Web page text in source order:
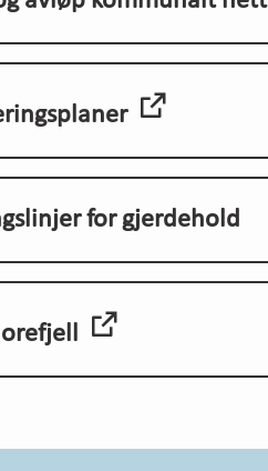
for gjerdehold